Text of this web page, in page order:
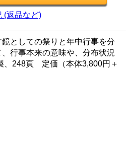
(返品など)
としての祭りと年中行事を分
行事本来の意味や、分布状況
248頁 定価（本体3,800円＋